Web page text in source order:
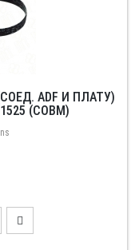
ADF И ПЛАТУ)
(СОВМ)